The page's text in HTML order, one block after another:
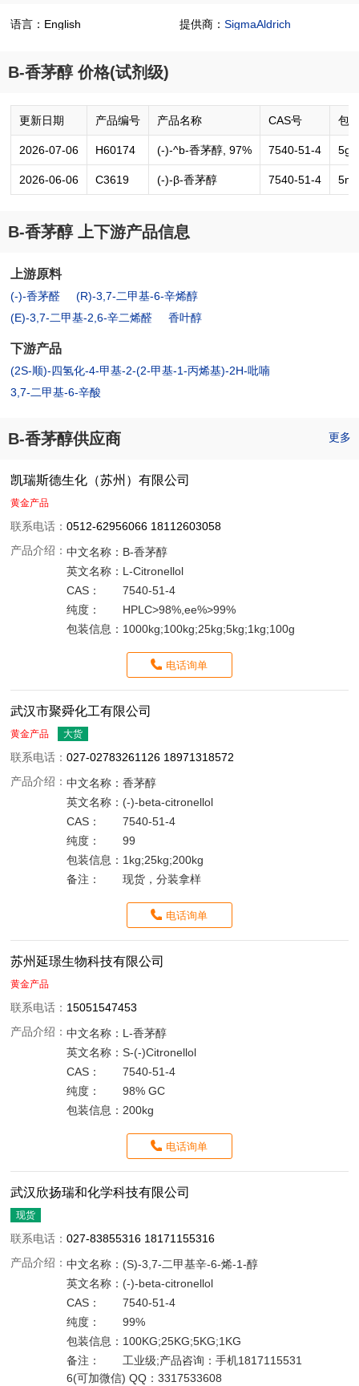
语言：English 提供商： SigmaAldrich
B-香茅醇 价格(试剂级)
更新日期 产品编号 产品名称 CAS号 包
2026-07-06 H60174 (-)-^b-香茅醇, 97% 7540-51-4 5g
2026-06-06 C3619 (-)-β-香茅醇 7540-51-4
B-香茅醇 上下游产品信息
上游原料
(-)-香茅醛
(R)-3,7-二甲基-6-辛烯醇
(E)-3,7-二甲基-2,6-辛二烯醛
香叶醇
下游产品
(2S-顺)-四氢化-4-甲基-2-(2-甲基-1-丙烯基)-2H-吡喃
3,7-二甲基-6-辛酸
B-香茅醇供应商 更多
凯瑞斯德生化（苏州）有限公司
黄金产品
联系电话：0512-62956066 18112603058
产品介绍：中文名称： B-香茅醇
英文名称： L-Citronellol
CAS：
7540-51-4
纯度：
HPLC>98%,ee%>99%
包装信息： 1000kg;100kg;25kg;5kg;1kg;100g
电话询单
武汉市聚舜化工有限公司
黄金产品 大货
联系电话：027-02783261126 18971318572
产品介绍：中文名称：香茅醇
英文名称： (-)-beta-citronellol
CAS：
7540-51-4
纯度：
99
包装信息： 1kg;25kg;200kg
备注：
现货，分装拿样
电话询单
苏州延璟生物科技有限公司
黄金产品
联系电话： 15051547453
产品介绍：中文名称： L-香茅醇
英文名称：S-(-)Citronellol
CAS：
7540-51-4
纯度：
98% GC
包装信息： 200kg
电话询单
武汉欣扬瑞和化学科技有限公司
现货
联系电话：027-83855316 18171155316
产品介绍：中文名称： (S)-3,7-二甲基辛-6-烯-1-醇
英文名称： (-)-beta-citronellol
CAS：
7540-51-4
纯度：
99%
包装信息： 100KG;25KG;5KG;1KG
备注：
工业级;产品咨询：手机1817115531
6(可加微信) QQ：3317533608